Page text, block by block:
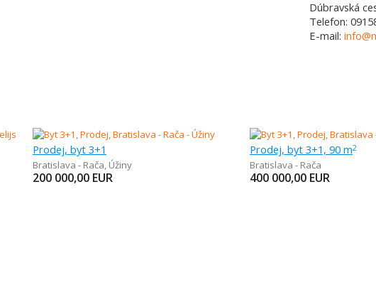
Dúbravská
Telefon:
E-mail:
Prodej, byt 3+1
Bratislava - Rača, Úžiny
200 000,00 EUR
Prodej, byt 3+1, 90 m2
Bratislava - Rača
400 000,00 EUR